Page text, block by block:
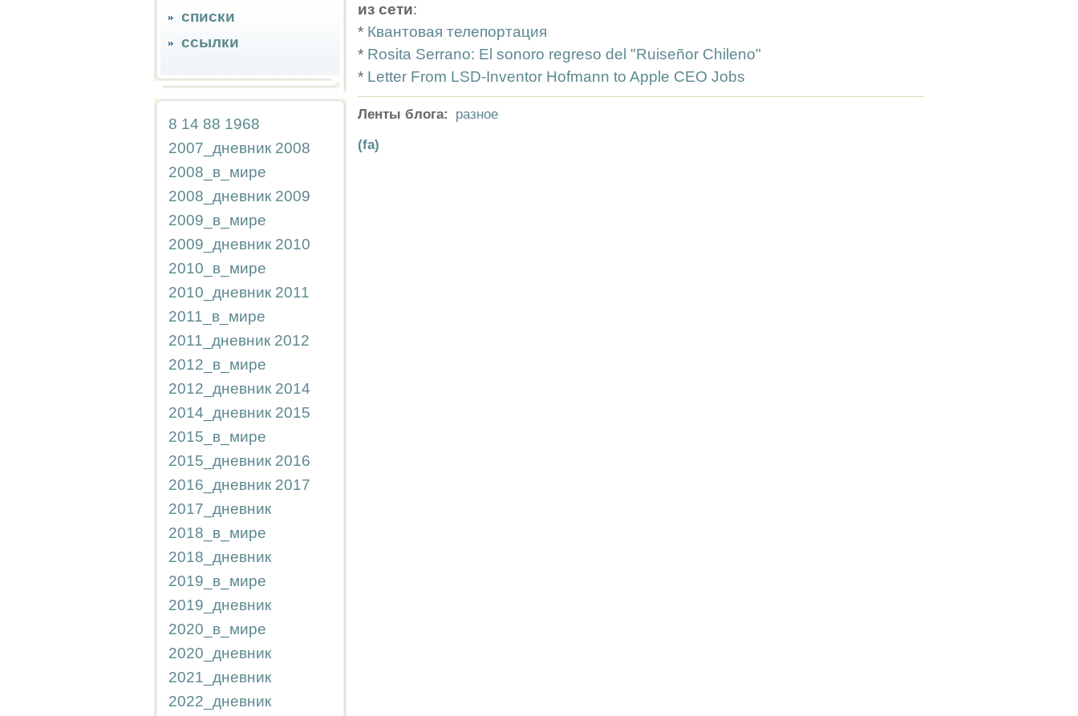
списки
ссылки
8 14 88 1968
2007_дневник 2008
2008_в_мире
2008_дневник 2009
2009_в_мире
2009_дневник 2010
2010_в_мире
2010_дневник 2011
2011_в_мире
2011_дневник 2012
2012_в_мире
2012_дневник 2014
2014_дневник 2015
2015_в_мире
2015_дневник 2016
2016_дневник 2017
2017_дневник
2018_в_мире
2018_дневник
2019_в_мире
2019_дневник
2020_в_мире
2020_дневник
2021_дневник
2022_дневник
из сети:
* Квантовая телепортация
* Rosita Serrano: El sonoro regreso del "Ruiseñor Chileno"
* Letter From LSD-Inventor Hofmann to Apple CEO Jobs
Ленты блога: разное
(fa)